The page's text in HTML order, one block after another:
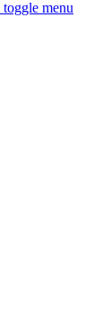
toggle menu